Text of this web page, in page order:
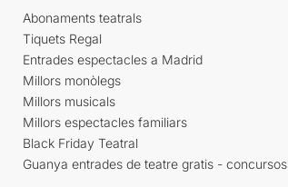
Abonaments teatrals
Tiquets Regal
Entrades espectacles a Madrid
Millors monòlegs
Millors musicals
Millors espectacles familiars
Black Friday Teatral
Guanya entrades de teatre gratis - concursos